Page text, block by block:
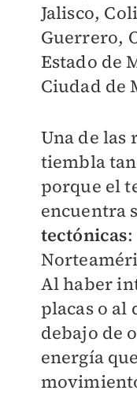
Jalisco,
Guerrero,
Estado de
Ciudad de
Una de las
tiembla
porque el
encuentra
tectónicas
Al haber
placas o al
debajo de
energía